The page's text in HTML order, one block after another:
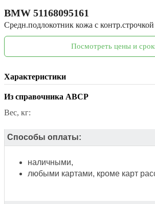
BMW 51168095161
Средн.подлокотник кожа с контр.строчкой
Посмотреть цены и
Характеристики
Из справочника ABCP
Вес, кг:
Способы оплаты:
наличными,
любыми картами, кроме карт